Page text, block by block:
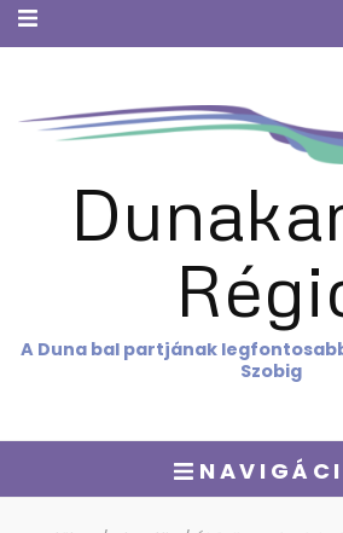
A Duna bal partjának
Szobig